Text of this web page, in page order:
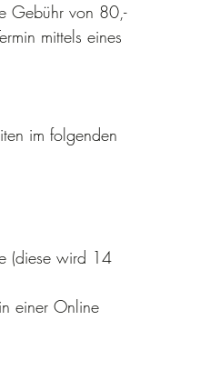
Gebühr von 80,-
mittels eines
im folgenden
(diese wird 14
einer Online